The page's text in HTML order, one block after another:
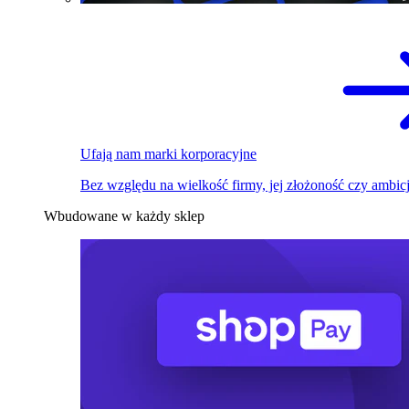
Ufają nam marki korporacyjne
Bez względu na wielkość firmy, jej złożoność czy
Wbudowane w każdy sklep